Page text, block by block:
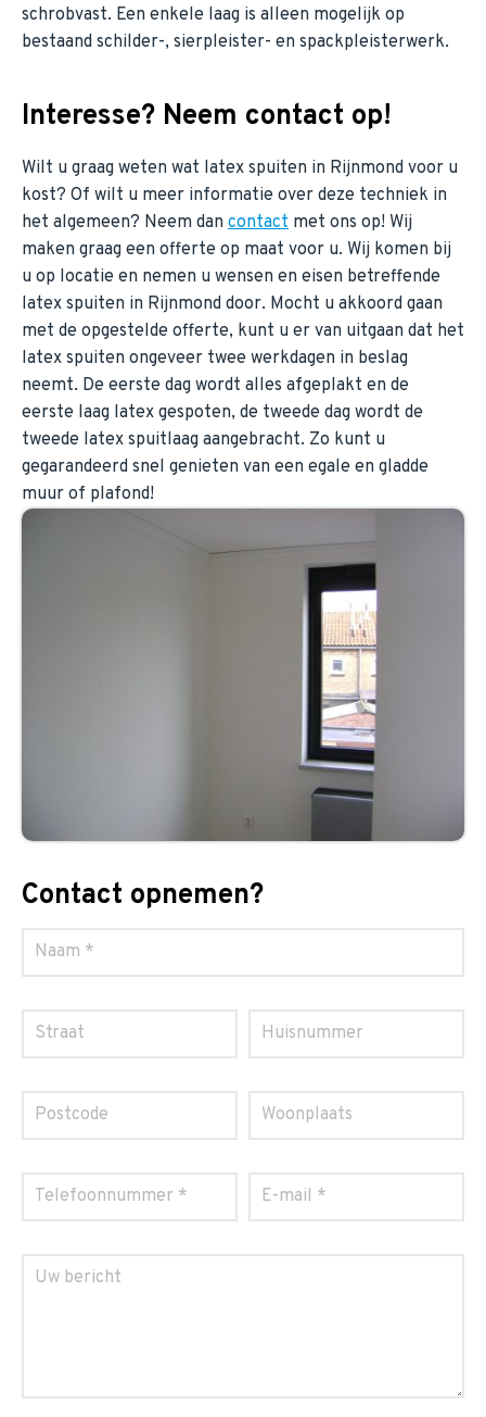
schrobvast. Een enkele laag is alleen mogelijk op
bestaand schilder-, sierpleister- en spackpleisterwerk.
Interesse? Neem contact op!
Wilt u graag weten wat latex spuiten in Rijnmond voor u
kost? Of wilt u meer informatie over deze techniek in
het algemeen? Neem dan contact met ons op! Wij
maken graag een offerte op maat voor u. Wij komen bij
u op locatie en nemen u wensen en eisen betreffende
latex spuiten in Rijnmond door. Mocht u akkoord gaan
met de opgestelde offerte, kunt u er van uitgaan dat het
latex spuiten ongeveer twee werkdagen in beslag
neemt. De eerste dag wordt alles afgeplakt en de
eerste laag latex gespoten, de tweede dag wordt de
tweede latex spuitlaag aangebracht. Zo kunt u
gegarandeerd snel genieten van een egale en gladde
muur of plafond!
Contact opnemen?